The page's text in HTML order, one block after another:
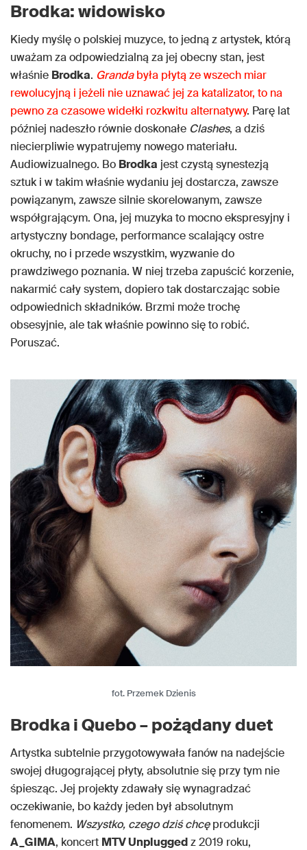
Brodka: widowisko
Kiedy myślę o polskiej muzyce, to jedną z artystek, którą
uważam za odpowiedzialną za jej obecny stan, jest
właśnie Brodka. Grandabyła płytą ze wszech miar
rewolucyjną i jeżeli nie uznawać jej za katalizator, to na
pewno za czasowe widełki rozkwitu alternatywy. Parę lat
później nadeszło równie doskonałe Clashes, a dziś
niecierpliwie wypatrujemy nowego materiału.
Audiowizualnego. Bo Brodka jest czystą synestezją
sztuk i w takim właśnie wydaniu jej dostarcza, zawsze
powiązanym, zawsze silnie skorelowanym, zawsze
współgrającym. Ona, jej muzyka to mocno ekspresyjny i
artystyczny bondage, performance scalający ostre
okruchy, no i przede wszystkim, wyzwanie do
prawdziwego poznania. W niej trzeba zapuścić korzenie,
nakarmić cały system, dopiero tak dostarczając sobie
odpowiednich składników. Brzmi może trochę
obsesyjnie, ale tak właśnie powinno się to robić.
Poruszać.
fot. Przemek Dzienis
Brodka i Quebo – pożądany duet
Artystka subtelnie przygotowywała fanów na nadejście
swojej długogrającej płyty, absolutnie się przy tym nie
śpiesząc. Jej projekty zdawały się wynagradzać
oczekiwanie, bo każdy jeden był absolutnym
fenomenem. Wszystko, czego dziś chcęprodukcji
A_GIMA, koncert MTV Unpluggedz 2019 roku,